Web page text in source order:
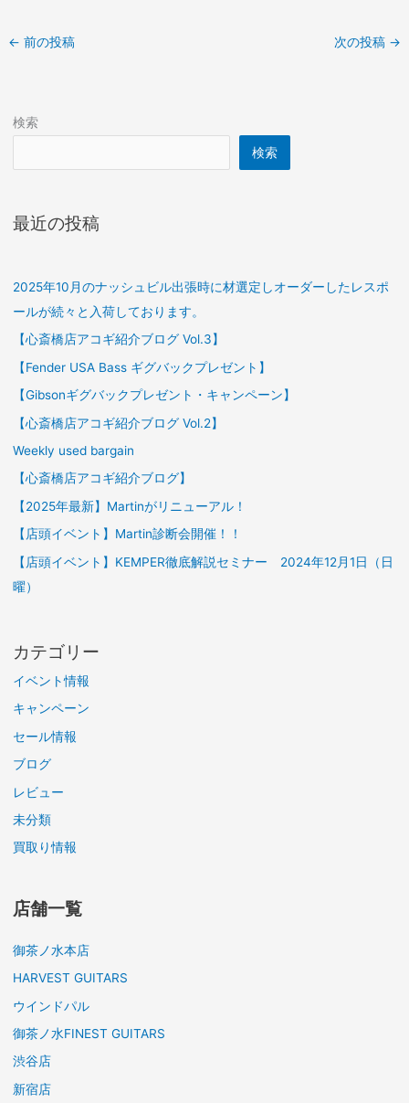
← 前の投稿 次の投稿 →
検索
検索
最近の投稿
2025年10月のナッシュビル出張時に材選定しオーダーしたレスポ
ールが続々と入荷しております。
【心斎橋店アコギ紹介ブログ Vol.3】
【Fender USA Bass ギグバックプレゼント】
【Gibsonギグバックプレゼント・キャンペーン】
【心斎橋店アコギ紹介ブログ Vol.2】
Weekly used bargain
【心斎橋店アコギ紹介ブログ】
【2025年最新】Martinがリニューアル！
【店頭イベント】Martin診断会開催！！
【店頭イベント】KEMPER徹底解説セミナー 2024年12月1日（日
曜）
カテゴリー
イベント情報
キャンペーン
セール情報
ブログ
レビュー
未分類
買取り情報
店舗一覧
御茶ノ水本店
HARVEST GUITARS
ウインドパル
御茶ノ水FINEST GUITARS
渋谷店
新宿店